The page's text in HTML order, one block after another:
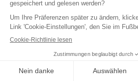
JAMIE CULLUM